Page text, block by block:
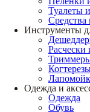
Туалеты
Средства
Инструменты
Расчески
Одежда и
Одежда
Обувь